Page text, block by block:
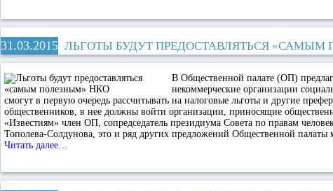
31.03.2015 ЛЬГОТЫ БУДУТ ПРЕДОСТАВЛЯТЬСЯ «САМЫМ
В Общественной палате (ОП)
некоммерческие организации
смогут в первую очередь рассчитывать на налоговые льготы и другие
общественников, в нее должны войти организации, приносящие
«Известиям» член ОП, сопредседатель президиума Совета по правам
Тополева-Солдунова, это и ряд других предложений Общественной палаты
Читать далее…